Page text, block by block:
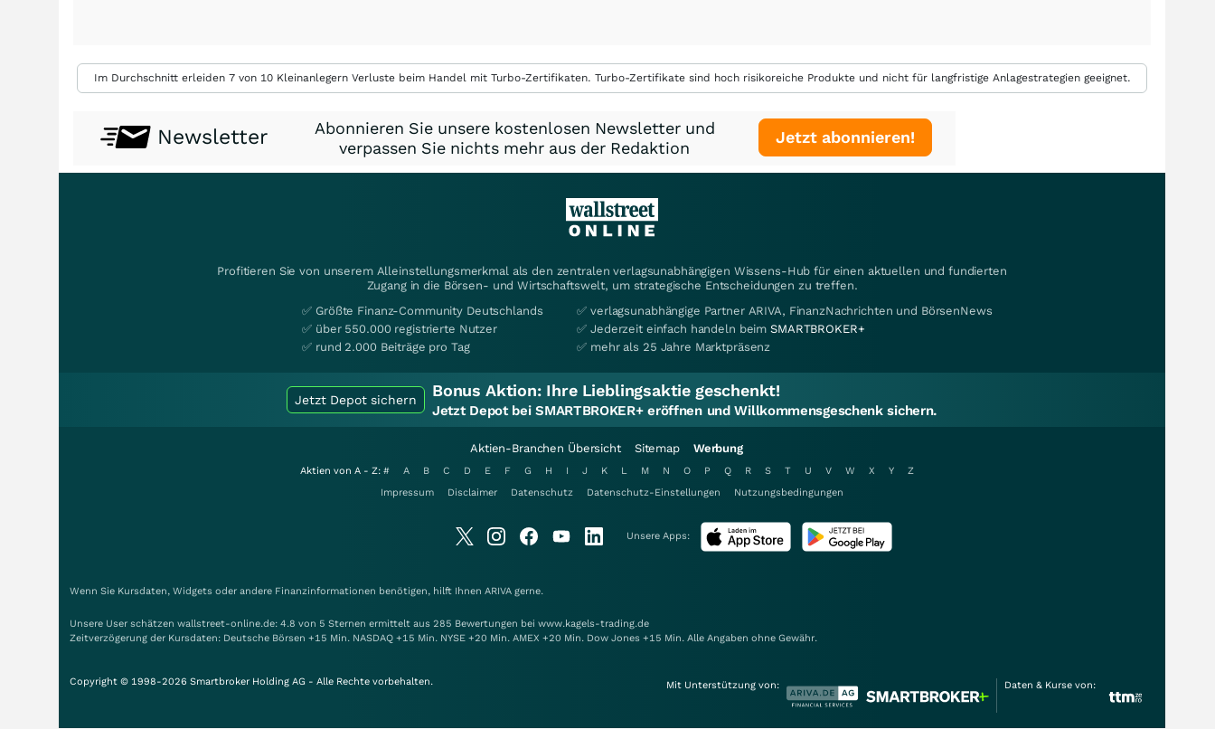
Im Durchschnitt erleiden 7 von 10 Kleinanlegern Verluste beim Handel mit Turbo-Zertifikaten. Turbo-Zertifikate sind hoch risikoreiche Produkte und nicht für langfristige Anlagestrategien geeignet.
Newsletter
Abonnieren Sie unsere kostenlosen Newsletter und
verpassen Sie nichts mehr aus der Redaktion
Jetzt abonnieren!
Profitieren Sie von unserem Alleinstellungsmerkmal als den zentralen verlagsunabhängigen Wissens-Hub für einen aktuellen und fundierten
Zugang in die Börsen- und Wirtschaftswelt, um strategische Entscheidungen zu treffen.
✅ Größte Finanz-Community Deutschlands
✅ über 550.000 registrierte Nutzer
✅ rund 2.000 Beiträge pro Tag
✅ verlagsunabhängige Partner ARIVA, FinanzNachrichten und BörsenNews
✅ Jederzeit einfach handeln beimSMARTBROKER+
✅ mehr als 25 Jahre Marktpräsenz
Jetzt Depot sichern Bonus Aktion: Ihre Lieblingsaktie geschenkt!
Jetzt Depot bei SMARTBROKER+ eröffnen und Willkommensgeschenk sichern.
Aktien-Branchen Übersicht Sitemap Werbung
Aktien von A - Z: # A B C D E F G H I J K L M N O P Q R S T U V W X Y
Z
Impressum
Disclaimer Datenschutz Datenschutz-Einstellungen Nutzungsbedingungen
Unsere Apps:
Wenn Sie Kursdaten, Widgets oder andere Finanzinformationen benötigen, hilft Ihnen ARIVA gerne.
Unsere User schätzen wallstreet-online.de: 4.8 von 5 Sternen ermittelt aus 285 Bewertungen bei www.kagels-trading.de
Zeitverzögerung der Kursdaten: Deutsche Börsen +15 Min. NASDAQ +15 Min. NYSE +20 Min. AMEX +20 Min. Dow Jones +15 Min. Alle Angaben ohne Gewähr.
Copyright © 1998-2026 Smartbroker Holding AG - Alle Rechte vorbehalten. Mit Unterstützung von: Daten & Kurse von: